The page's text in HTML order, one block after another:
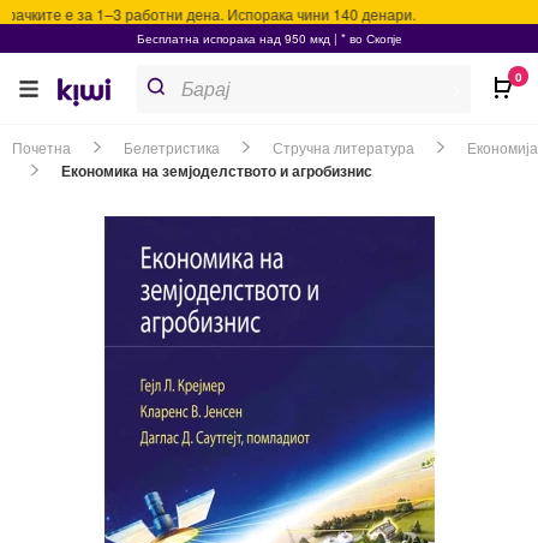
е за 1–3 работни дена. Испорака чини 140 денари.
Бесплатна испорака над 950 мкд | * во Скопје
search
Почетна Белетристика Стручна литература Економија
Економика на земјоделството и агробизнис
0